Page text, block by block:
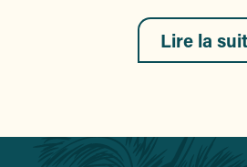
Lire la